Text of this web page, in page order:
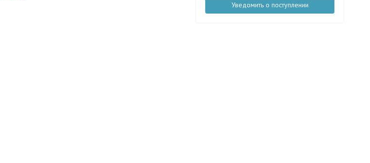
Уведомить о поступлении